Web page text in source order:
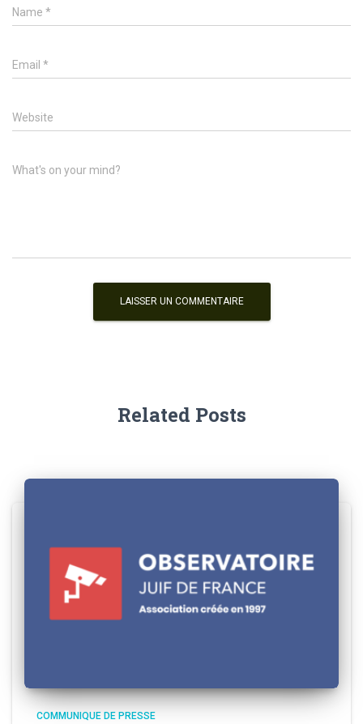
Name *
Email *
Website
What's on your mind?
Related Posts
COMMUNIQUE DE PRESSE